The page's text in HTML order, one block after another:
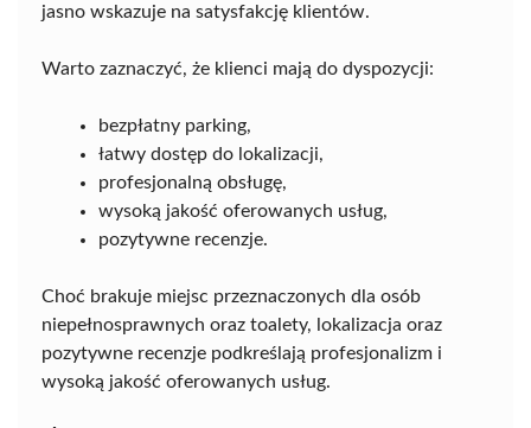
jasno wskazuje na satysfakcję klientów.
Warto zaznaczyć, że klienci mają do dyspozycji:
bezpłatny parking,
łatwy dostęp do lokalizacji,
profesjonalną obsługę,
wysoką jakość oferowanych usług,
pozytywne recenzje.
Choć brakuje miejsc przeznaczonych dla osób
niepełnosprawnych oraz toalety, lokalizacja oraz
pozytywne recenzje podkreślają profesjonalizm i
wysoką jakość oferowanych usług.